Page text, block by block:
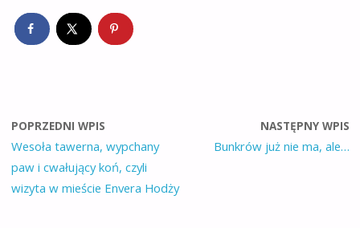
POPRZEDNI WPIS
Wesoła tawerna, wypchany
paw i cwałujący koń, czyli
wizyta w mieście Envera Hodży
NASTĘPNY WPIS
Bunkrów już nie ma, ale…